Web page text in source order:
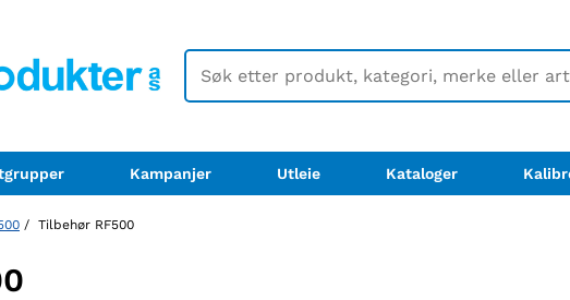
Kampanjer Utleie Kataloger
/ Tilbehør RF500